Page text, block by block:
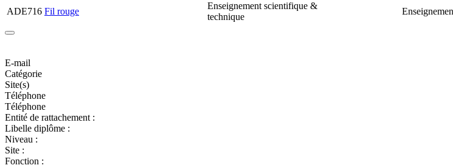
ADE716 Fil rouge
Enseignement scientifique &
technique
E-mail
Catégorie
Site(s)
Téléphone
Téléphone
Entité de rattachement :
Libelle diplôme :
Niveau :
Site :
Fonction :